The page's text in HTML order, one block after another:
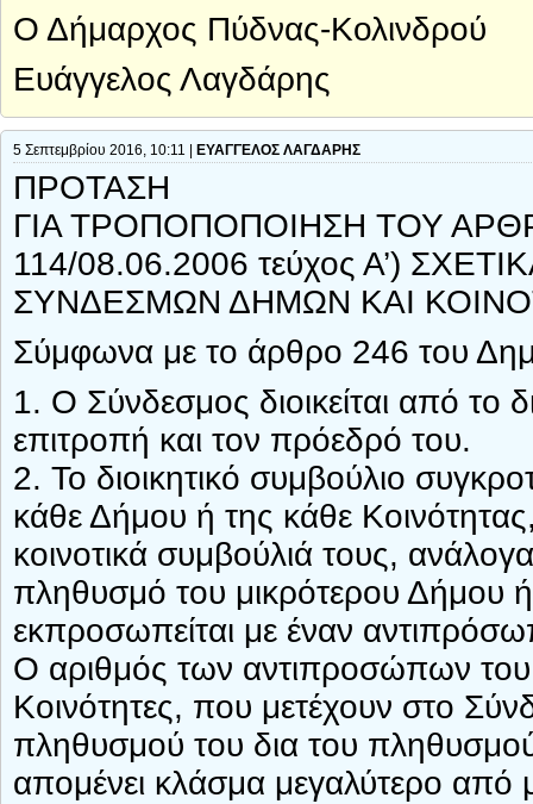
Ο Δήμαρχος Πύδνας-Κολινδρού
Ευάγγελος Λαγδάρης
5 Σεπτεμβρίου 2016, 10:11 | ΕΥΑΓΓΕΛΟΣ ΛΑΓΔΑΡΗΣ
ΠΡΟΤΑΣΗ
ΓΙΑ ΤΡΟΠΟΠΟΠΟΙΗΣΗ ΤΟΥ
114/08.06.2006 τεύχος Α’)
ΣΥΝΔΕΣΜΩΝ ΔΗΜΩΝ ΚΑΙ
Σύμφωνα με το άρθρο 246 του
1. Ο Σύνδεσμος διοικείται από το
επιτροπή και τον πρόεδρό του.
2. Το διοικητικό συμβούλιο
κάθε Δήμου ή της κάθε
κοινοτικά συμβούλιά τους,
πληθυσμό του μικρότερου Δήμου
εκπροσωπείται με έναν
Ο αριθμός των αντιπροσώπων
Κοινότητες, που μετέχουν στο
πληθυσμού του δια του
απομένει κλάσμα μεγαλύτερο από